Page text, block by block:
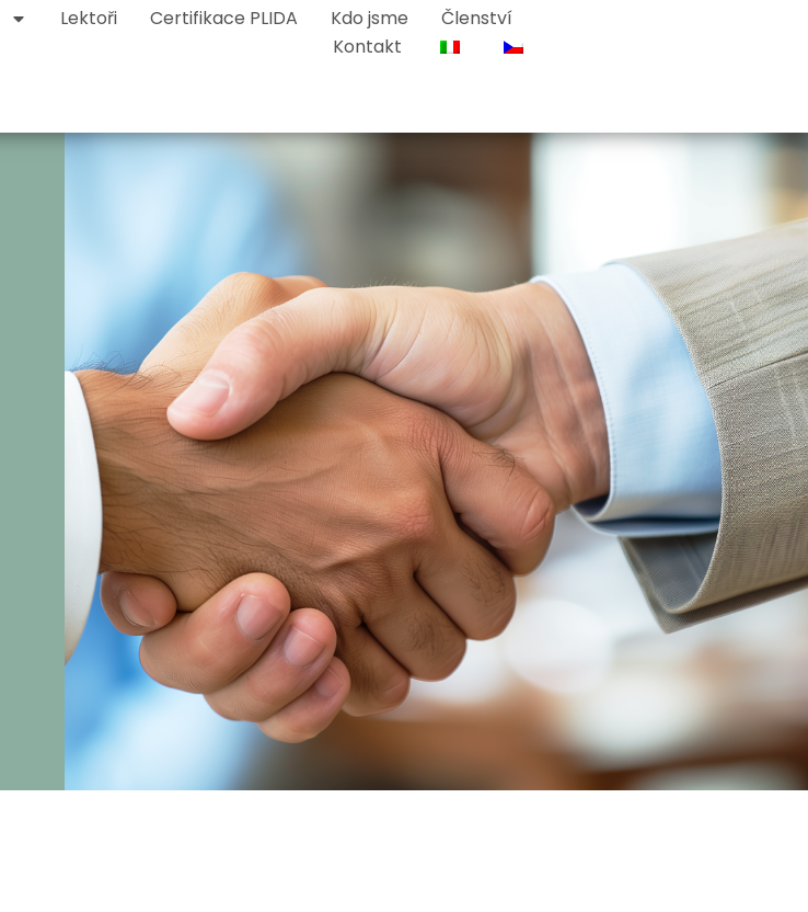
Lektoři Certifikace PLIDA Kdo jsme
Členství
Kontakt